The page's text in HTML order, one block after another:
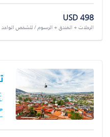
USD 498
الرحلات + الفندق + الرسوم / للشخص الواحد